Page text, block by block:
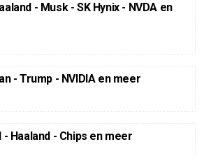
- Musk - SK Hynix - NVDA en
- Trump - NVIDIA en meer
Haaland - Chips en meer